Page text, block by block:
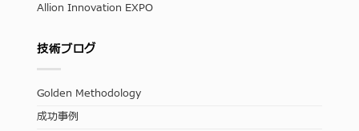
Allion Innovation EXPO
技術ブログ
Golden Methodology
成功事例